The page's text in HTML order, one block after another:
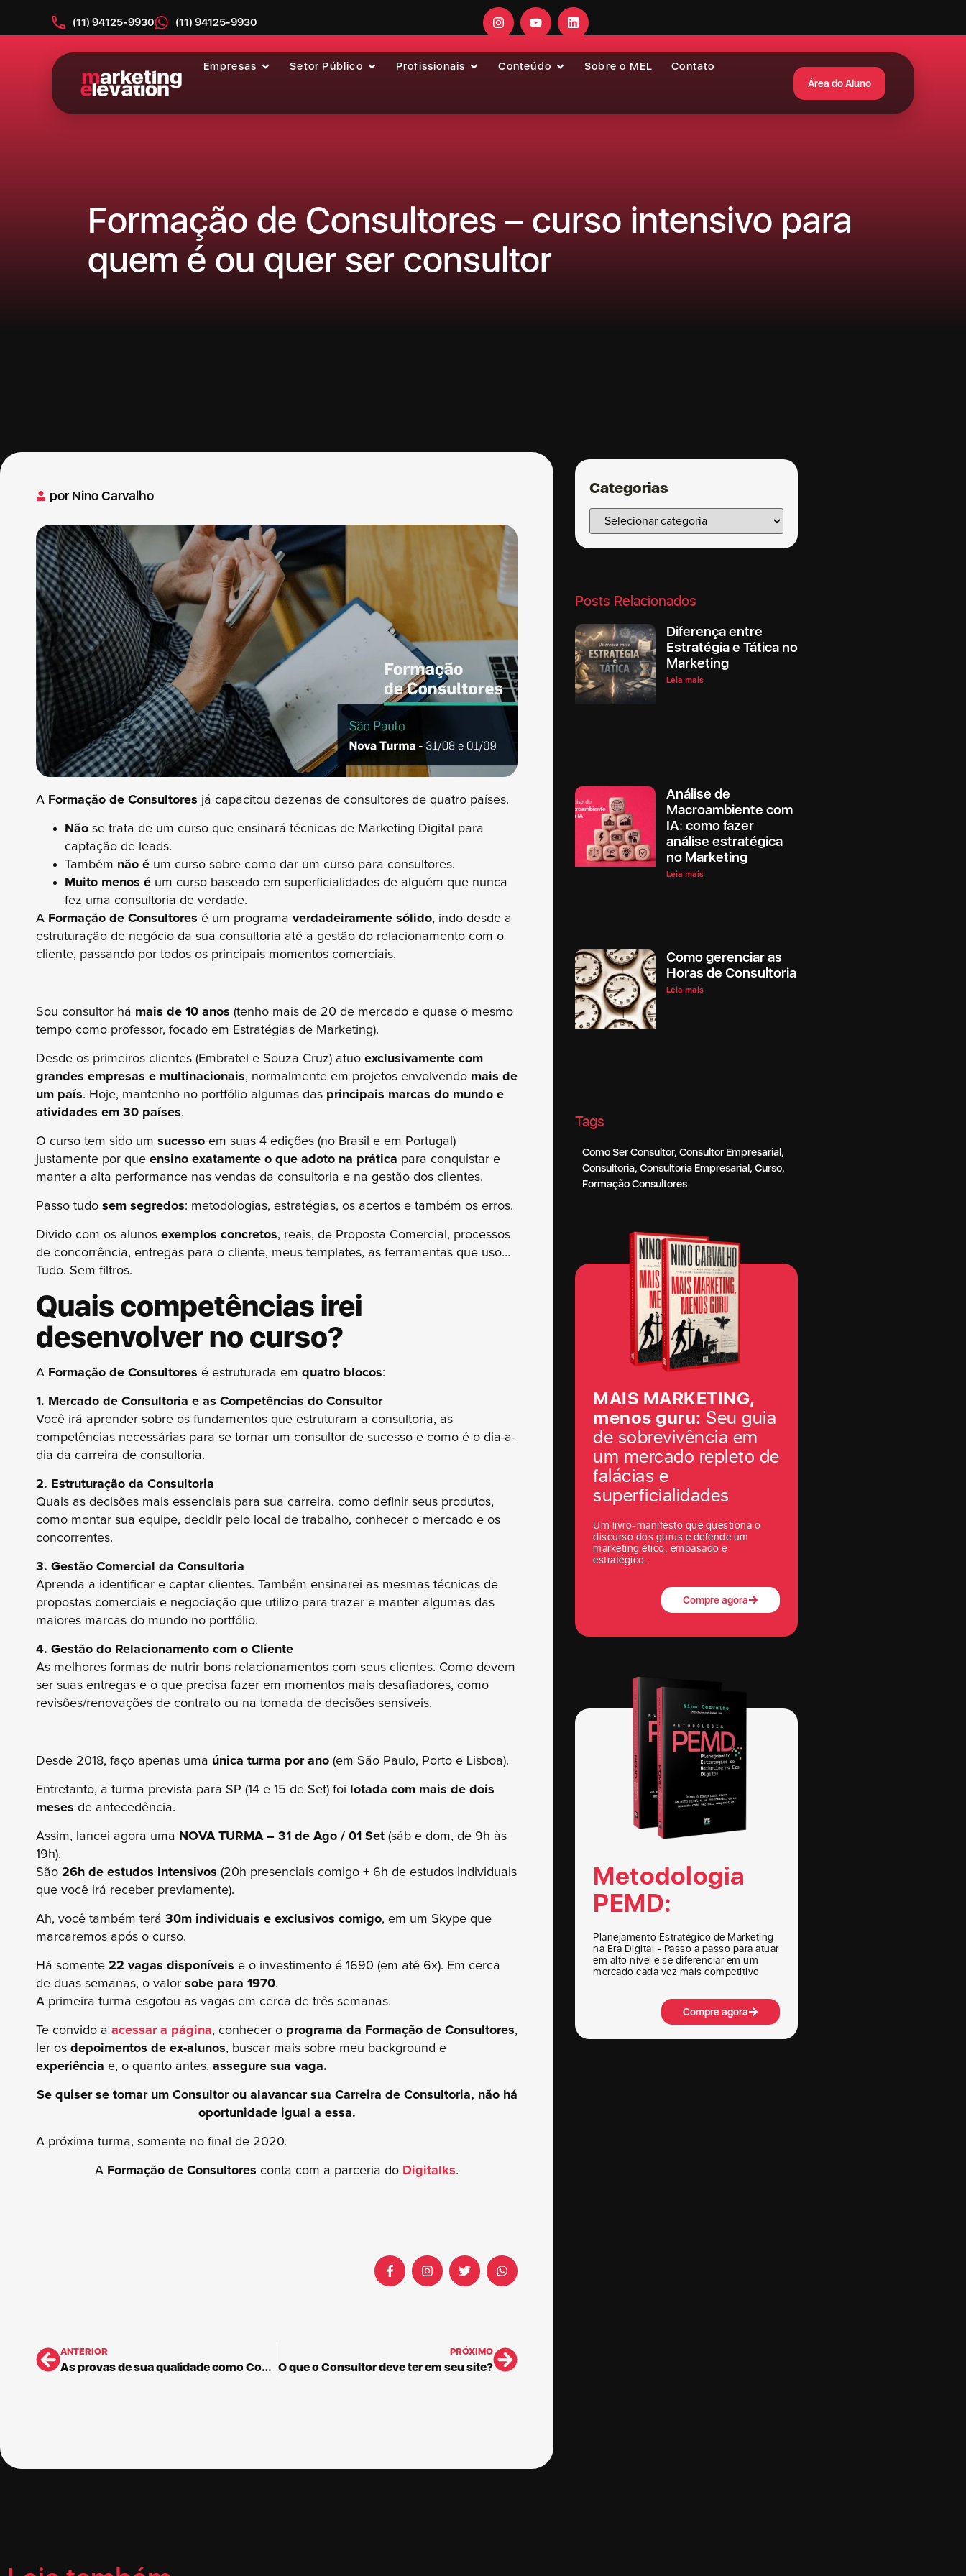
(11) 94125-9930 (11) 94125-9930
Empresas Setor Público Profissionais Conteúdo Sobre o MEL Contato
Área do Aluno
Formação de Consultores – curso intensivo para
quem é ou quer ser consultor
por Nino Carvalho
A Formação de Consultores já capacitou dezenas de consultores de quatro países.
Não se trata de um curso que ensinará técnicas de Marketing Digital para
captação de leads.
Também não é um curso sobre como dar um curso para consultores.
Muito menos é um curso baseado em superficialidades de alguém que nunca
fez uma consultoria de verdade.
A Formação de Consultores é um programa verdadeiramente sólido, indo desde a
estruturação de negócio da sua consultoria até a gestão do relacionamento com o
cliente, passando por todos os principais momentos comerciais.
Sou consultor há mais de 10 anos (tenho mais de 20 de mercado e quase o mesmo
tempo como professor, focado em Estratégias de Marketing).
Desde os primeiros clientes (Embratel e Souza Cruz) atuo exclusivamente com
grandes empresas e multinacionais, normalmente em projetos envolvendo mais de
um país. Hoje, mantenho no portfólio algumas das principais marcas do mundo e
atividades em 30 países.
O curso tem sido um sucesso em suas 4 edições (no Brasil e em Portugal)
justamente por que ensino exatamente o que adoto na prática para conquistar e
manter a alta performance nas vendas da consultoria e na gestão dos clientes.
Passo tudo sem segredos: metodologias, estratégias, os acertos e também os erros.
Divido com os alunos exemplos concretos, reais, de Proposta Comercial, processos
de concorrência, entregas para o cliente, meus templates, as ferramentas que uso…
Tudo. Sem filtros.
Quais competências irei
desenvolver no curso?
A Formação de Consultores é estruturada em quatro blocos:
1. Mercado de Consultoria e as Competências do Consultor
Você irá aprender sobre os fundamentos que estruturam a consultoria, as
competências necessárias para se tornar um consultor de sucesso e como é o dia-a-
dia da carreira de consultoria.
2. Estruturação da Consultoria
Quais as decisões mais essenciais para sua carreira, como definir seus produtos,
como montar sua equipe, decidir pelo local de trabalho, conhecer o mercado e os
concorrentes.
3. Gestão Comercial da Consultoria
Aprenda a identificar e captar clientes. Também ensinarei as mesmas técnicas de
propostas comerciais e negociação que utilizo para trazer e manter algumas das
maiores marcas do mundo no portfólio.
4. Gestão do Relacionamento com o Cliente
As melhores formas de nutrir bons relacionamentos com seus clientes. Como devem
ser suas entregas e o que precisa fazer em momentos mais desafiadores, como
revisões/renovações de contrato ou na tomada de decisões sensíveis.
Desde 2018, faço apenas uma única turma por ano (em São Paulo, Porto e Lisboa).
Entretanto, a turma prevista para SP (14 e 15 de Set) foi
lotada com mais de dois
meses de antecedência.
Assim, lancei agora uma NOVA TURMA – 31 de Ago / 01 Set (sáb e dom, de 9h às
19h).
São 26h de estudos intensivos (20h presenciais comigo + 6h de estudos individuais
que você irá receber previamente).
Ah, você também terá 30m individuais e exclusivos comigo, em um Skype que
marcaremos após o curso.
Há somente 22 vagas disponíveis e o investimento é 1690 (em até 6x). Em cerca
de duas semanas, o valor sobe para 1970.
A primeira turma esgotou as vagas em cerca de três semanas.
Te convido a acessar a página, conhecer o programa da Formação de Consultores,
ler os depoimentos de ex-alunos, buscar mais sobre meu background e
experiência e, o quanto antes, assegure sua vaga.
Se quiser se tornar um Consultor ou alavancar sua Carreira de Consultoria, não há
oportunidade igual a essa.
A próxima turma, somente no final de 2020.
A Formação de Consultores conta com a parceria do Digitalks.
ANTERIOR
As provas de sua qualidade como Consultor
PRÓXIMO
O que o Consultor deve ter em seu site?
Categorias
Posts Relacionados
Diferença entre
Estratégia e Tática no
Marketing
Leia mais
Análise de
Macroambiente com
IA: como fazer
análise estratégica
no Marketing
Leia mais
Como gerenciar as
Horas de Consultoria
Leia mais
Tags
Como Ser Consultor, Consultor Empresarial,
Consultoria, Consultoria Empresarial, Curso,
Formação Consultores
MAIS MARKETING,
menos guru: Seu guia
de sobrevivência em
um mercado repleto de
falácias e
superficialidades
Um livro-manifesto que questiona o
discurso dos gurus e defende um
marketing ético, embasado e
estratégico.
Compre agora
Metodologia
PEMD:
Planejamento Estratégico de Marketing
na Era Digital - Passo a passo para atuar
em alto nível e se diferenciar em um
mercado cada vez mais competitivo
Compre agora